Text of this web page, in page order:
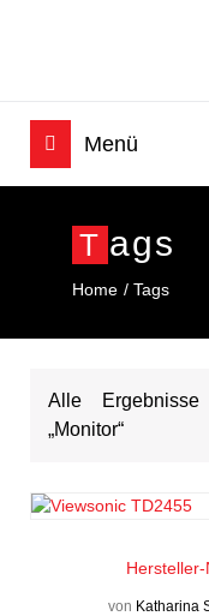
T Ags
Home Tags
Alle
„Monitor“
Hersteller-
von Katharina